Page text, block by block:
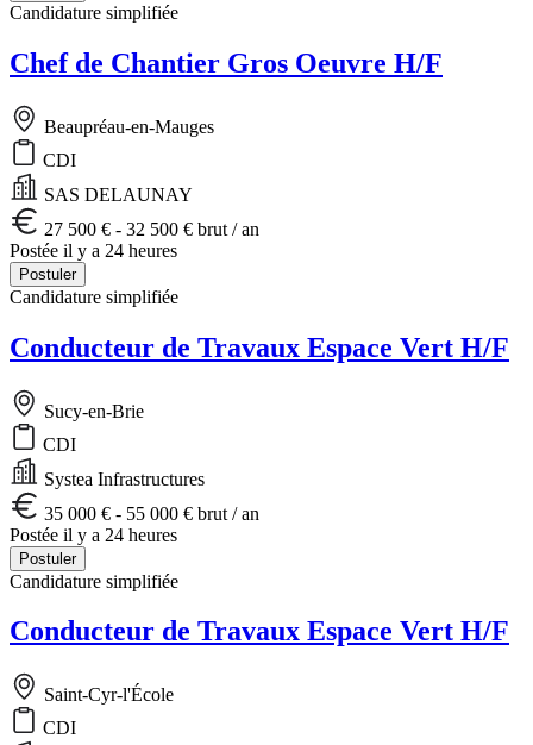
Candidature simplifiée
Chef de Chantier Gros Oeuvre H/F
Beaupréau-en-Mauges
CDI
SAS DELAUNAY
27 500 € - 32 500 € brut / an
Postée il y a 24 heures
Postuler
Candidature simplifiée
Conducteur de Travaux Espace Vert H/F
Sucy-en-Brie
CDI
Systea Infrastructures
35 000 € - 55 000 € brut / an
Postée il y a 24 heures
Postuler
Candidature simplifiée
Conducteur de Travaux Espace Vert H/F
Saint-Cyr-l'École
CDI